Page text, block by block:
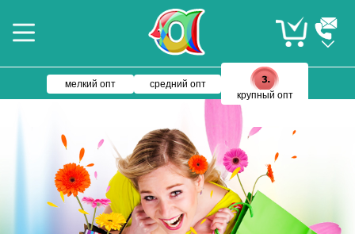
мелкий опт
средний опт
крупный опт